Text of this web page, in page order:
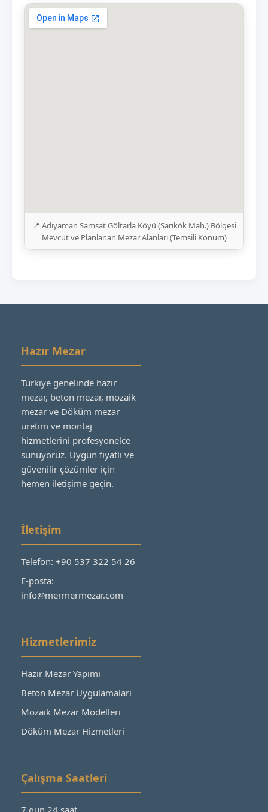
📍 Adıyaman Samsat Göltarla Köyü (Sarıkök Mah.) Bölgesi
Mevcut ve Planlanan Mezar Alanları (Temsili Konum)
Hazır Mezar
Türkiye genelinde hazır
mezar, beton mezar, mozaik
mezar ve Döküm mezar
üretim ve montaj
hizmetlerini profesyonelce
sunuyoruz. Uygun fiyatlı ve
güvenilir çözümler için
hemen iletişime geçin.
İletişim
Telefon: +90 537 322 54 26
E-posta:
info@mermermezar.com
Hizmetlerimiz
Hazır Mezar Yapımı
Beton Mezar Uygulamaları
Mozaik Mezar Modelleri
Döküm Mezar Hizmetleri
Çalışma Saatleri